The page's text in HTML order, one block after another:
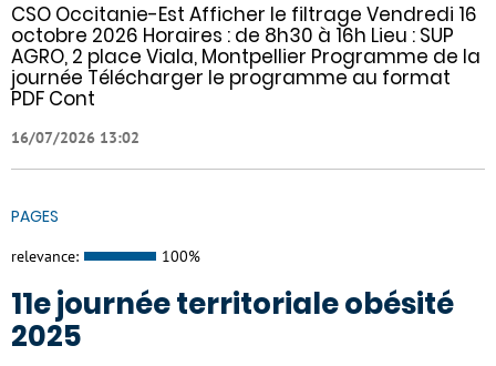
CSO Occitanie-Est Afficher le filtrage Vendredi 16
octobre 2026 Horaires : de 8h30 à 16h Lieu : SUP
AGRO, 2 place Viala, Montpellier Programme de la
journée Télécharger le programme au format
PDF Cont
16/07/2026 13:02
PAGES
relevance: 100%
11e journée territoriale obésité
2025